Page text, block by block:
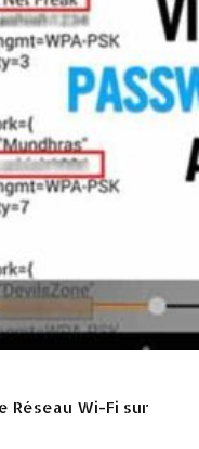
Réseau Wi-Fi sur